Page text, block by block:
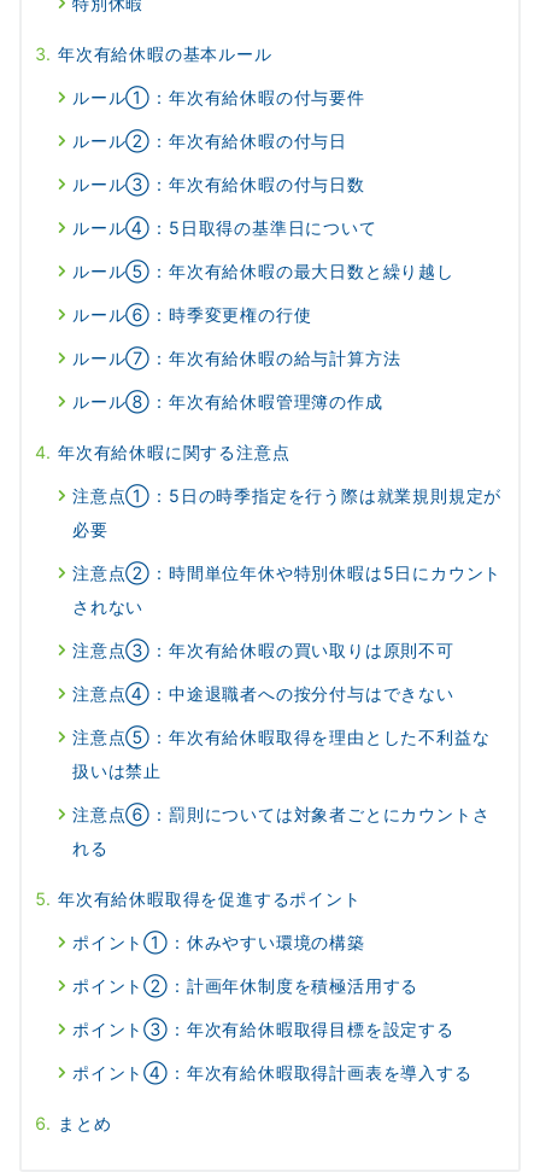
年次有給休暇の基本ルール
ルール①：年次有給休暇の付与要件
ルール②：年次有給休暇の付与日
ルール③：年次有給休暇の付与日数
ルール④：5日取得の基準日について
ルール⑤：年次有給休暇の最大日数と繰り越し
ルール⑥：時季変更権の行使
ルール⑦：年次有給休暇の給与計算方法
ルール⑧：年次有給休暇管理簿の作成
年次有給休暇に関する注意点
注意点①：5日の時季指定を行う際は就業規則規定が
必要
注意点②：時間単位年休や特別休暇は5日にカウント
されない
注意点③：年次有給休暇の買い取りは原則不可
注意点④：中途退職者への按分付与はできない
注意点⑤：年次有給休暇取得を理由とした不利益な
扱いは禁止
注意点⑥：罰則については対象者ごとにカウントさ
れる
年次有給休暇取得を促進するポイント
ポイント①：休みやすい環境の構築
ポイント②：計画年休制度を積極活用する
ポイント③：年次有給休暇取得目標を設定する
ポイント④：年次有給休暇取得計画表を導入する
まとめ